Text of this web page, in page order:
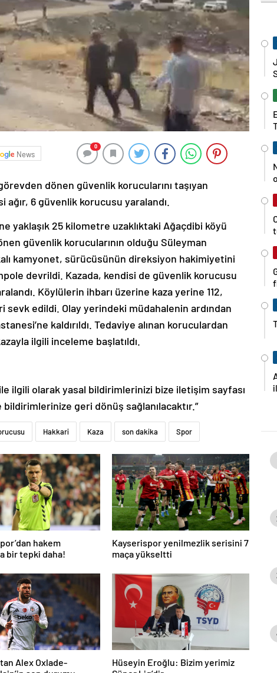
News
0
dönen güvenlik korucularını taşıyan
ağır, 6 güvenlik korucusu yaralandı.
yaklaşık 25 kilometre uzaklıktaki Ağaçdibi köyü
güvenlik korucularının olduğu Süleyman
kamyonet, sürücüsünün direksiyon hakimiyetini
devrildi. Kazada, kendisi de güvenlik korucusu
Köylülerin ihbarı üzerine kaza yerine 112,
sevk edildi. Olay yerindeki müdahalenin ardından
kaldırıldı. Tedaviye alınan koruculardan
ilgili inceleme başlatıldı.
ilgili olarak yasal bildirimlerinizi bize iletişim sayfası
geri dönüş sağlanılacaktır.”
Hakkari Kaza son dakika Spor
hakem
bir tepki daha!
Kayserispor yenilmezlik serisini 7
maça yükseltti
Alex Oxlade-
Hüseyin Eroğlu: Bizim yerimiz